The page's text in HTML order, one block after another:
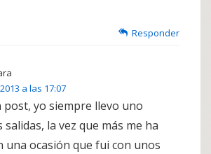
Responder
a las 17:07
post, yo siempre llevo uno
salidas, la vez que más me ha
una ocasión que fui con unos